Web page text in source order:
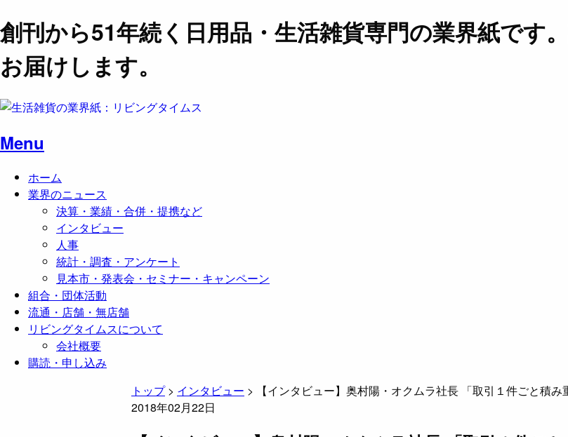
創刊から51年続く日用品・生活雑貨専門の業界紙です
お届けします。
Menu
ホーム
業界のニュース
決算・業績・合併・提携など
インタビュー
人事
統計・調査・アンケート
見本市・発表会・セミナー・キャンペーン
組合・団体活動
流通・店舗・無店舗
リビングタイムスについて
会社概要
購読・申し込み
トップ> インタビュー >
【インタビュー】奥村陽・オクムラ社長 「取引１件ごと積み
2018年02月22日